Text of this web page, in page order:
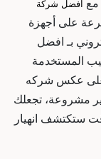
مع افضل شركة
على أجهزة
بـافضل
المستخدمة
على عكس شركه
مشروعة، تجعلك
ستكتشف انهيار